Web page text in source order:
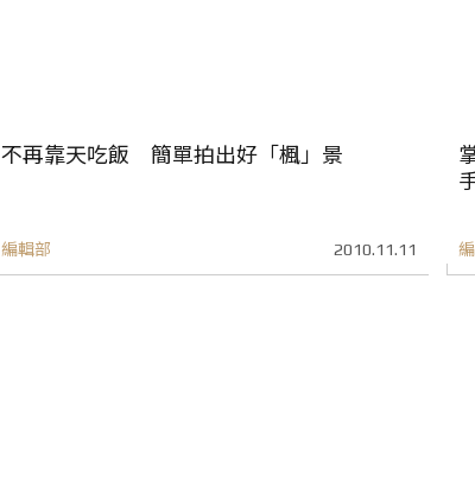
不再靠天吃飯 簡單拍出好「楓」景
編輯部 2010.11.11